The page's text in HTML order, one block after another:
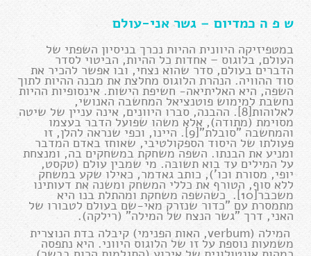
ש פ ה כמדיום – גשר אני-עולם
במטפיזיקה היוונית ההיות נכרך בניסיון השפתי של
העולם, בלוגוס – אחדות כל ההיות, הביטוי לסדר
הדברים בעולם, סדר שהוא נצחי, ובו אפשר להכיר את
סוד ההוויה. הנהרת הלוגוס מחלצת את מבנה ההיות לתוך
השפה, היא האליתיאה- חשיפת הישות. אינסופיות ההיות
נחשבת למימוש פוטנציאל המחשבה האנושי,
לאלוהות[8]. ההבנה, סברו היוונים, אינה עניין של שיטה
מסוימת (מתודה), אלא משהו שפועל הדבר בעצמו
והמחשבה "סובלת"[9]. היינו, וכפי שנראה להלן, זו
פעולתו של היסוד הספקולטיבי, שאוחז באדם המדבר
ומניע את הבנתו. השפה משחקת במשחקים בה, ומנצחת
על המילים עד בוא תשובה. מי שמבין עולם (טקסט,
יופי, מסורת וכו'), כותב גאדמר, כאילו שקע במשחק
ללא סוף, הטורף את כללי המשחק ומשנה את דעותינו
משכבר[10]. כשהשפה משחקת ומהתלת בנו היא
מתמסרת עם "כדור שנזרק מאי-שם בעולם לטבורו של
האני, דרך "גשר הנצח של המילה" (רילקה).
המילה (verbum, האות הפנימי) קיבלה בדת הנוצרית
משמעות נוספת על זו של הלוגוס היווני. היא נתפסה